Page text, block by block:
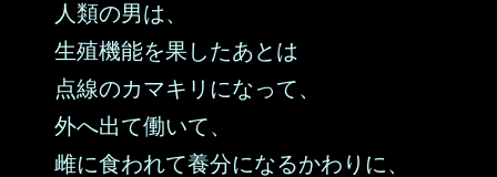
人類の男は、
生殖機能を果したあとは
点線のカマキリになって、
外へ出て働いて、
雌に食われて養分になるかわりに、